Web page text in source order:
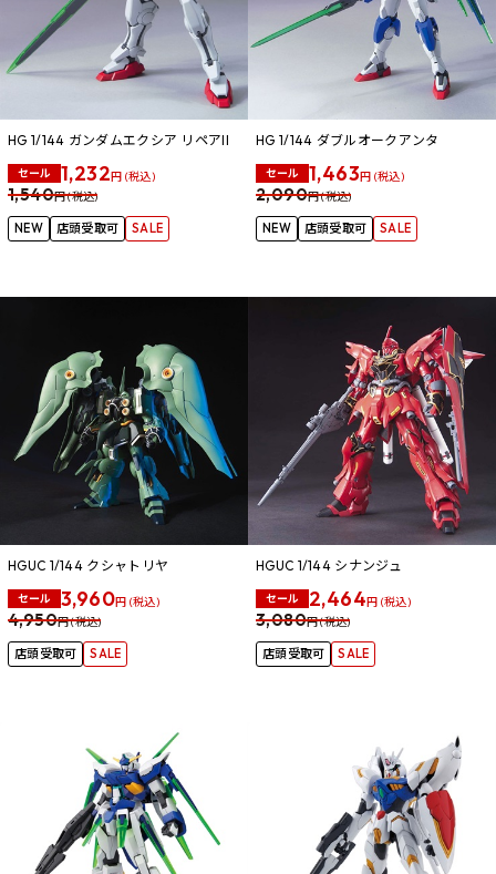
HG 1/144 ガンダムエクシア リペアII
セール 1,232円 (税込)
1,540円 (税込)
NEW 店頭受取可 SALE
HG 1/144 ダブルオークアンタ
セール 1,463円 (税込)
2,090円 (税込)
NEW 店頭受取可 SALE
HGUC 1/144 クシャトリヤ
セール 3,960円 (税込)
4,950円 (税込)
店頭受取可 SALE
HGUC 1/144 シナンジュ
セール 2,464円 (税込)
3,080円 (税込)
店頭受取可 SALE